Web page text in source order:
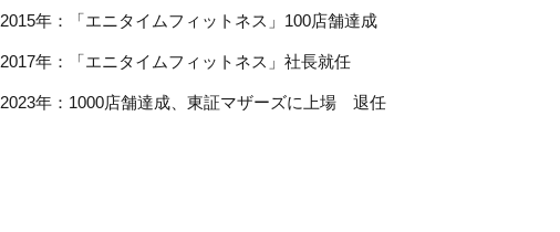
2015年：「エニタイムフィットネス」100店舗達成
2017年：「エニタイムフィットネス」社長就任
2023年：1000店舗達成、東証マザーズに上場 退任